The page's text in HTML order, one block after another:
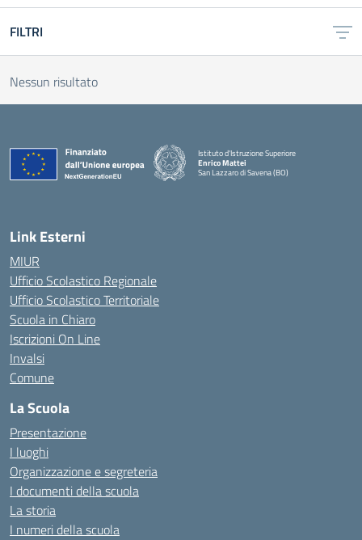
FILTRI
Nessun risultato
Istituto d'Istruzione Superiore
Enrico Mattei
San Lazzaro di Savena (BO)
Link Esterni
MIUR
Ufficio Scolastico Regionale
Ufficio Scolastico Territoriale
Scuola in Chiaro
Iscrizioni On Line
Invalsi
Comune
La Scuola
Presentazione
I luoghi
Organizzazione e segreteria
I documenti della scuola
La storia
I numeri della scuola